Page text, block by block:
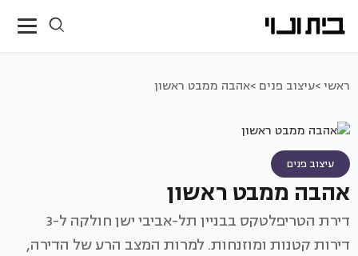
ראשי >עיצוב פנים >אהבה ממבט ראשון
עיצוב פנים
אהבה ממבט ראשון
דירת הטריפלטקס בבניין תל-אביבי ישן חולקה ל-3
דירות קטנות ומוזנחות. למרות המצב הרע של הדירה,